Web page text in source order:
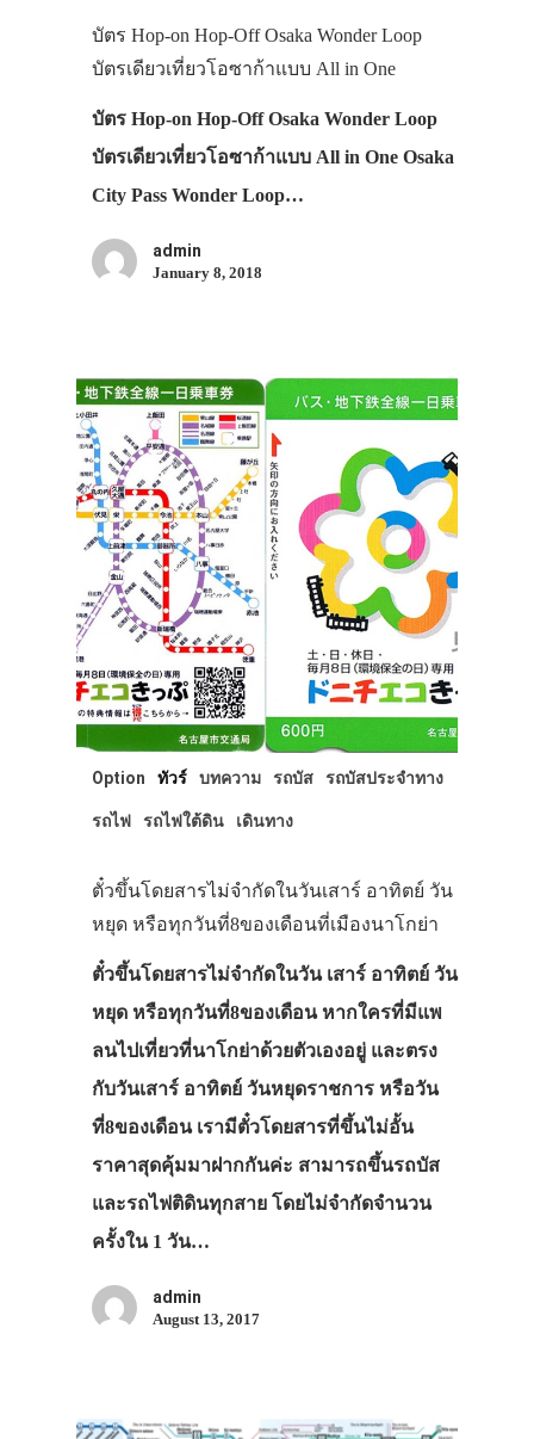
บัตร Hop-on Hop-Off Osaka Wonder Loop
บัตรเดียวเที่ยวโอซาก้าแบบ All in One
บัตร Hop-on Hop-Off Osaka Wonder Loop
บัตรเดียวเที่ยวโอซาก้าแบบ All in One Osaka
City Pass Wonder Loop…
admin
January 8, 2018
Option ทัวร์ บทความ รถบัส รถบัสประจำทาง
รถไฟ รถไฟใต้ดิน เดินทาง
ตั๋วขึ้นโดยสารไม่จำกัดในวันเสาร์ อาทิตย์ วัน
หยุด หรือทุกวันที่8ของเดือนที่เมืองนาโกย่า
ตั๋วขึ้นโดยสารไม่จำกัดในวัน เสาร์ อาทิตย์ วัน
หยุด หรือทุกวันที่8ของเดือน หากใครที่มีแพ
ลนไปเที่ยวที่นาโกย่าด้วยตัวเองอยู่ และตรง
กับวันเสาร์ อาทิตย์ วันหยุดราชการ หรือวัน
ที่8ของเดือน เรามีตั๋วโดยสารที่ขึ้นไม่อั้น
ราคาสุดคุ้มมาฝากกันค่ะ สามารถขึ้นรถบัส
และรถไฟติดินทุกสาย โดยไม่จำกัดจำนวน
ครั้งใน 1 วัน…
admin
August 13, 2017